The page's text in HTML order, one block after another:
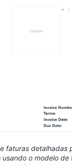
faturas detalhadas
o modelo